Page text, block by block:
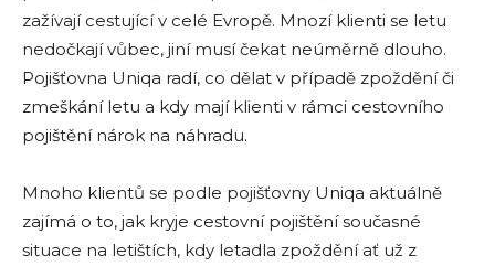
zažívají cestující v celé Evropě. Mnozí klienti se letu
nedočkají vůbec, jiní musí čekat neúměrně dlouho.
Pojišťovna Uniqa radí, co dělat v případě zpoždění či
zmeškání letu a kdy mají klienti v rámci cestovního
pojištění nárok na náhradu.
Mnoho klientů se podle pojišťovny Uniqa aktuálně
zajímá o to, jak kryje cestovní pojištění současné
situace na letištích, kdy letadla zpoždění ať už z